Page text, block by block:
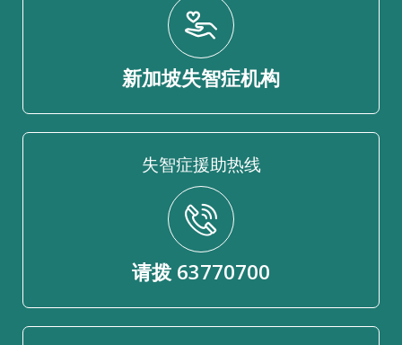
新加坡失智症机构
失智症援助热线
请拨 63770700